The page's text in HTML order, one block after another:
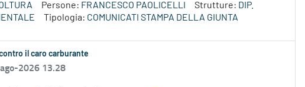
Persone: FRANCESCO PAOLICELLI Strutture: DIP.
Tipologia: COMUNICATI STAMPA DELLA GIUNTA
il caro carburante
2026 13.28